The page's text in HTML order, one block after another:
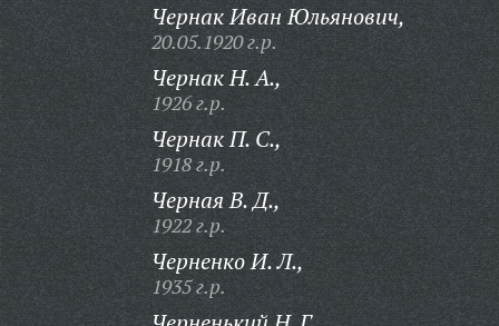
Чернак Иван Юльянович,
20.05.1920 г.р.
Чернак Н. А.,
1926 г.р.
Чернак П. С.,
1918 г.р.
Черная В. Д.,
1922 г.р.
Черненко И. Л.,
1935 г.р.